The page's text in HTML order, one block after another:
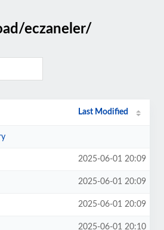
eczaneler/
Last Modified
2025-06-01 20:09
2025-06-01 20:09
2025-06-01 20:09
2025-06-01 20:10